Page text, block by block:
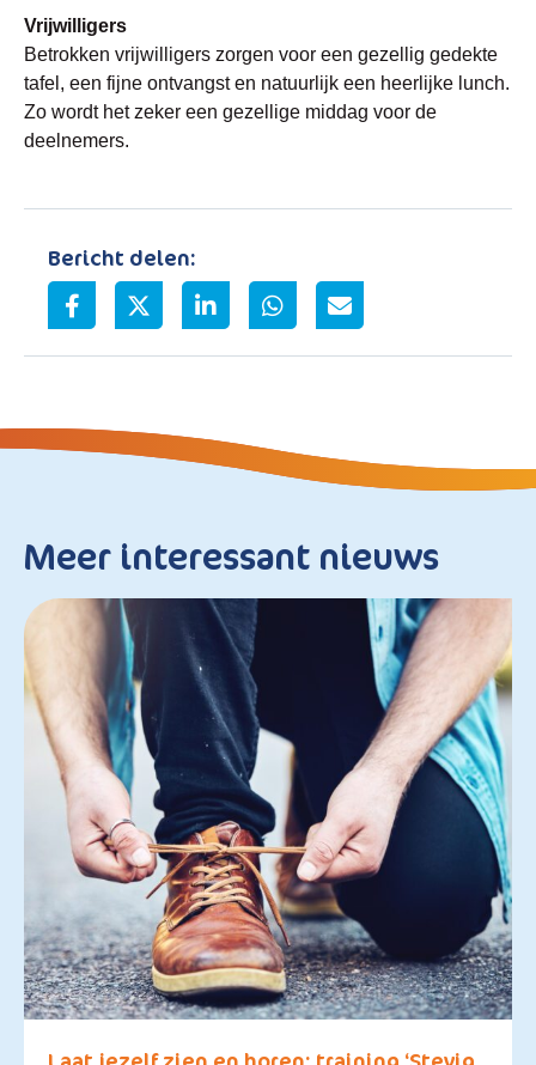
Vrijwilligers
Betrokken vrijwilligers zorgen voor een gezellig gedekte
tafel, een fijne ontvangst en natuurlijk een heerlijke lunch.
Zo wordt het zeker een gezellige middag voor de
deelnemers.
Bericht delen:
Meer interessant nieuws